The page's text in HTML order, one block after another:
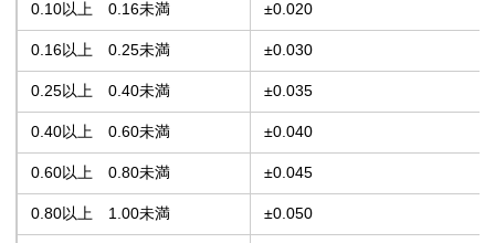
0.10以上 0.16未満 ±0.020
0.16以上 0.25未満 ±0.030
0.25以上 0.40未満 ±0.035
0.40以上 0.60未満 ±0.040
0.60以上 0.80未満 ±0.045
0.80以上 1.00未満 ±0.050